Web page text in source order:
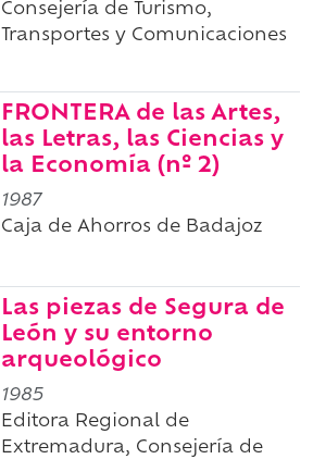
Consejería de Turismo,
Transportes y Comunicaciones
FRONTERA de las Artes,
las Letras, las Ciencias y
la Economía (nº 2)
1987
Caja de Ahorros de Badajoz
Las piezas de Segura de
León y su entorno
arqueológico
1985
Editora Regional de
Extremadura, Consejería de